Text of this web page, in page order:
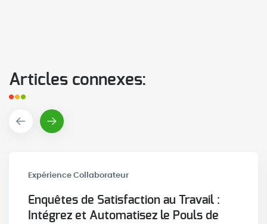
Articles connexes:
Expérience Collaborateur
Enquêtes de Satisfaction au Travail :
Intégrez et Automatisez le Pouls de